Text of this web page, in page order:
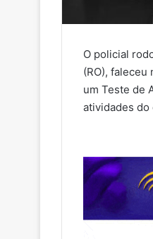
O policial
(RO), faleceu
um Teste de
atividades do